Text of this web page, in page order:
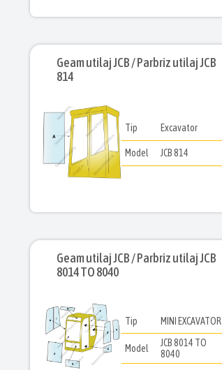
Geam utilaj JCB / Parbriz utilaj JCB
814
Tip Excavator
Model JCB 814
Geam utilaj JCB / Parbriz utilaj JCB
8014 TO 8040
Tip MINI EXCAVATOR
Model
JCB 8014 TO
8040